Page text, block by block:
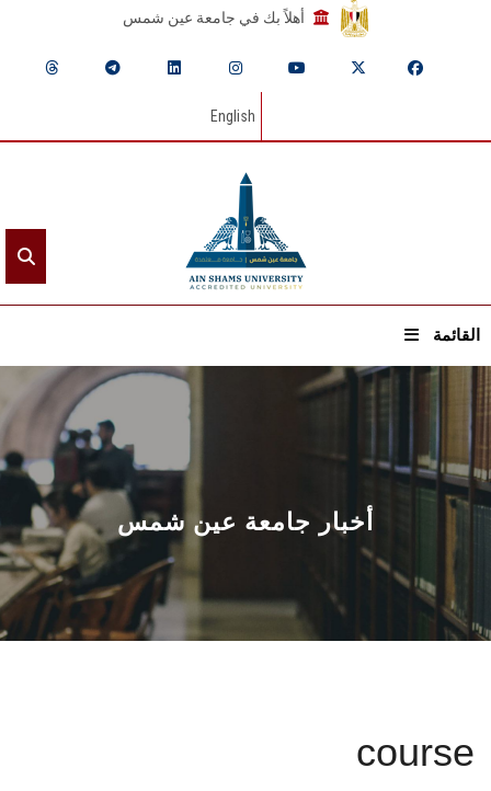
أهلاً بك في جامعة عين شمس
English
القائمة
الرئيسيـة
عن الجامعة
القطاعـات
الشئون الأكاديمية
البحث العلمي
أخبار جامعة عين شمس
course